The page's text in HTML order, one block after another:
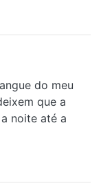
do meu
que a
noite até a